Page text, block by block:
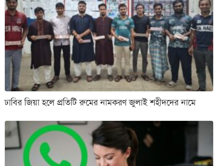
ঢাবির জিয়া হলে প্রতিটি রুমের নামকরণ জুলাই শহীদদের নামে